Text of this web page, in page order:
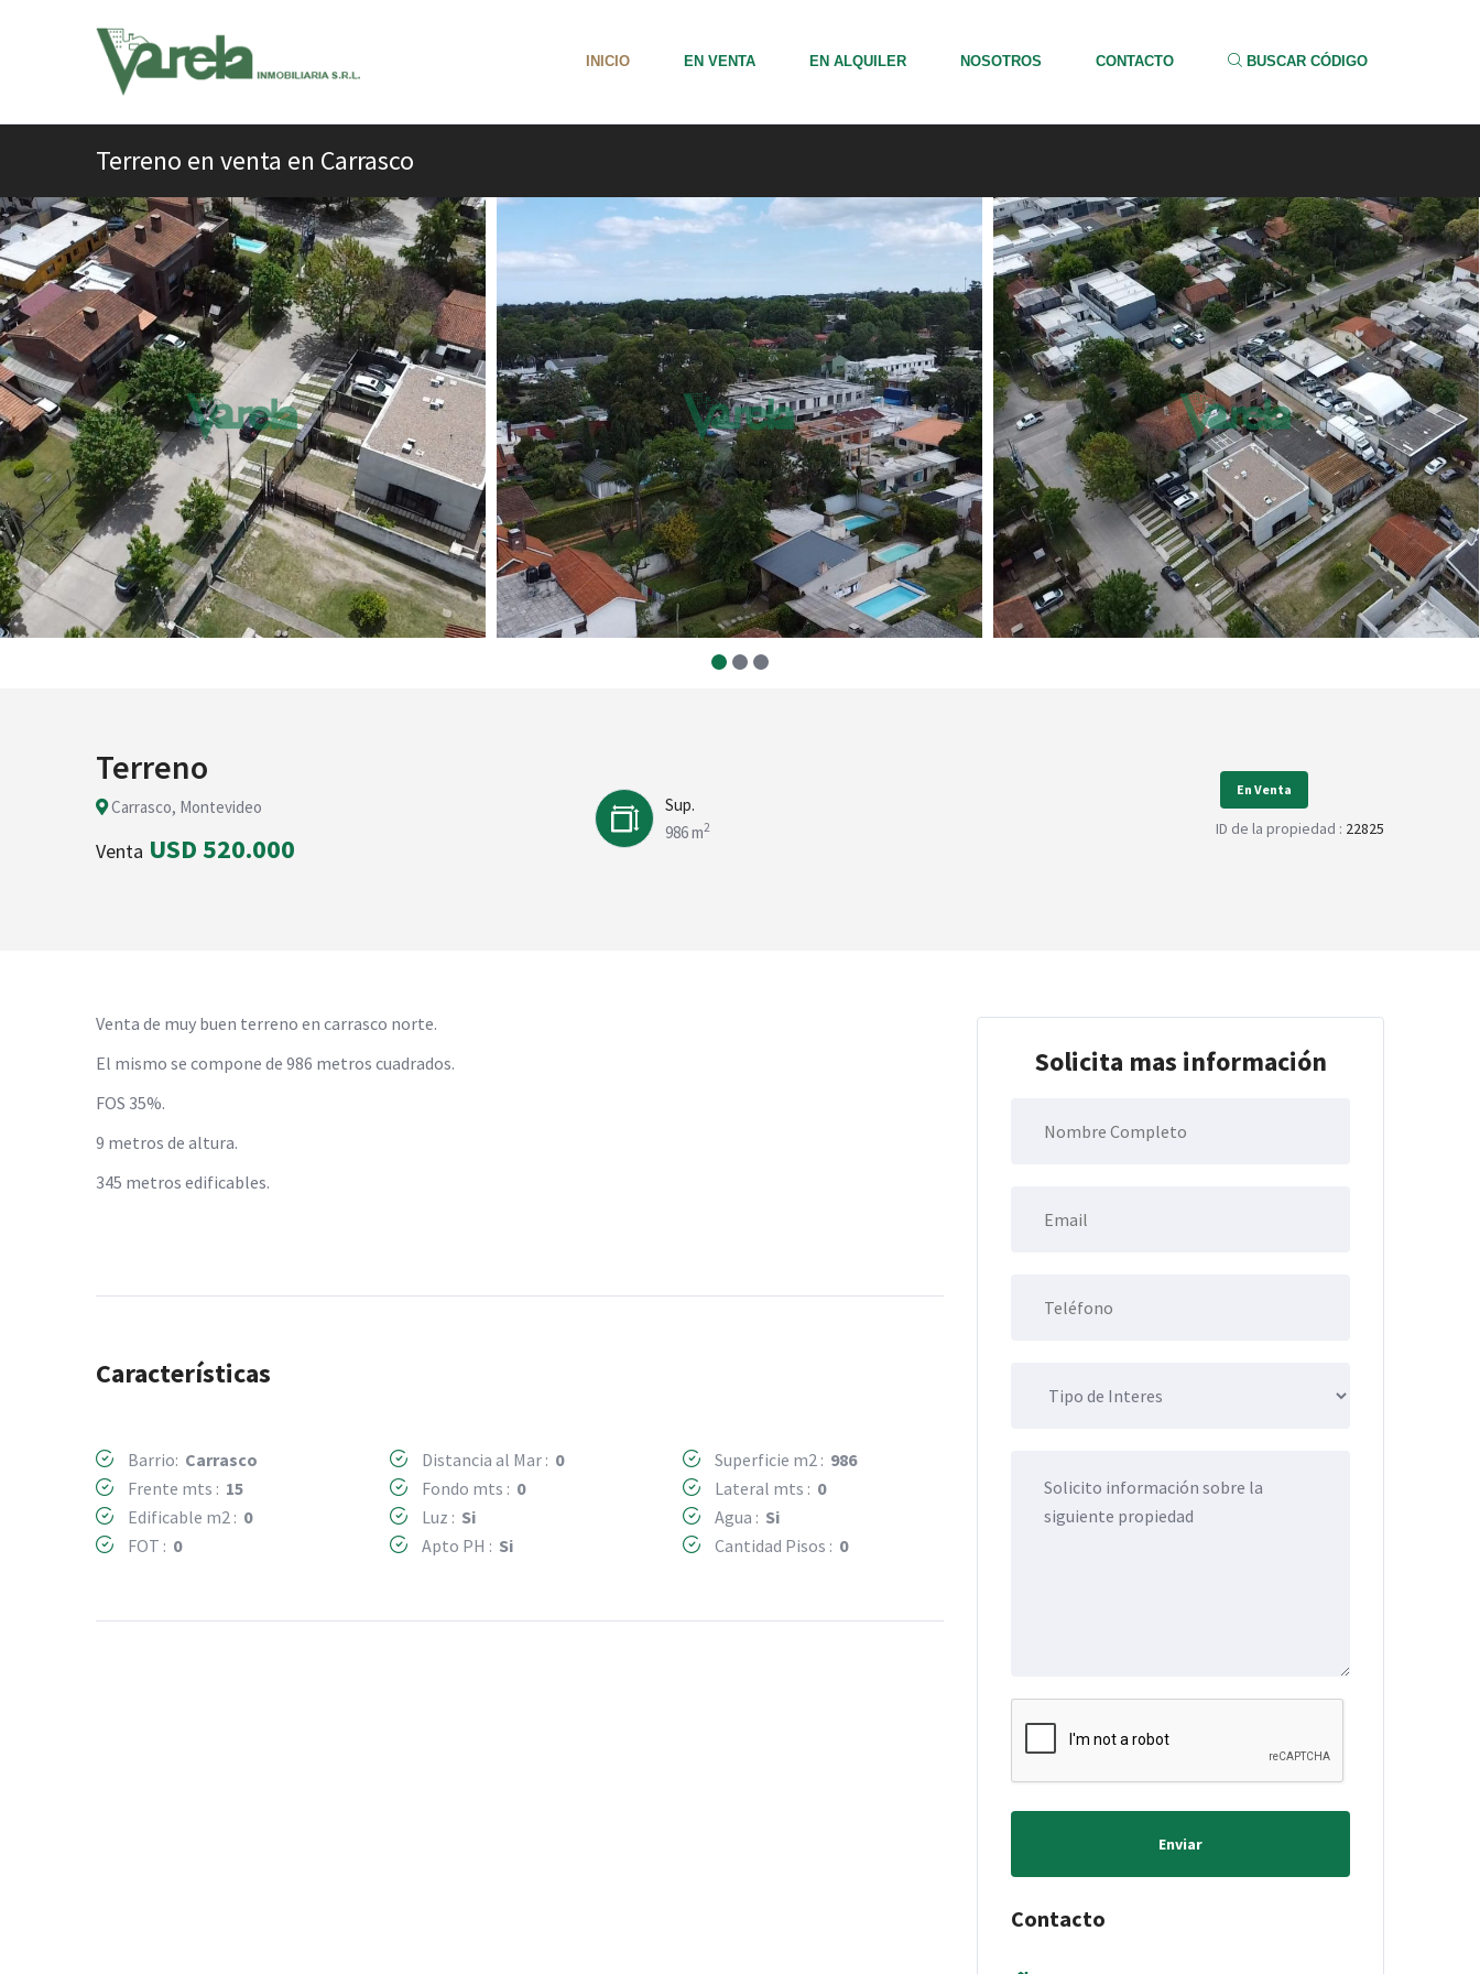
INICIO EN VENTA EN ALQUILER NOSOTROS CONTACTO BUSCAR CÓDIGO
Terreno en venta en Carrasco
Terreno
Carrasco, Montevideo
Venta USD 520.000
Sup.
986 m2
En Venta
ID de la propiedad : 22825
Venta de muy buen terreno en carrasco norte.
El mismo se compone de 986 metros cuadrados.
FOS 35%.
9 metros de altura.
345 metros edificables.
Características
Barrio: Carrasco Distancia al Mar : 0 Superficie m2 : 986
Frente mts : 15 Fondo mts : 0 Lateral mts : 0
Edificable m2 : 0 Luz : Si Agua : Si
FOT : 0 Apto PH : Si Cantidad Pisos : 0
Solicita mas información
Enviar
Contacto